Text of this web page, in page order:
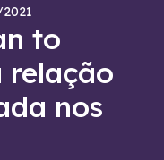
to
relação
nos